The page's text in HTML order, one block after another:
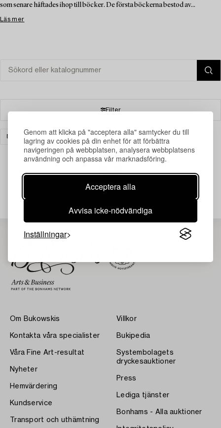
Genom att klicka på "acceptera alla" samtycker du till
lagring av cookies på din enhet för att förbättra
navigeringen på webbplatsen, analysera webbplatsens
användning och anpassa vår marknadsföring.
Acceptera alla
Avvisa icke-nödvändiga
Inställningar
som senare häftades ihop till böcker. De första böckerna bestod av...
Läs mer
Filter
BÖCKER & HANDSKRIFTER GRAFIK RENSA ALLA
Din sökning gav ingen träff just nu.
Om Bukowskis
Kontakta våra specialister
Våra Fine Art-resultat
Nyheter
Hemvärdering
Kundservice
Transport och uthämtning
Villkor
Bukipedia
Systembolagets
dryckesauktioner
Press
Lediga tjänster
Bonhams - Alla auktioner